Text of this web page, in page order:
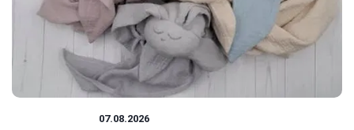
07.08.2026